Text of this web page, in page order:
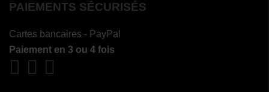
PAIEMENTS SÉCURISÉS
Cartes bancaires - PayPal
Paiement en 3 ou 4 fois